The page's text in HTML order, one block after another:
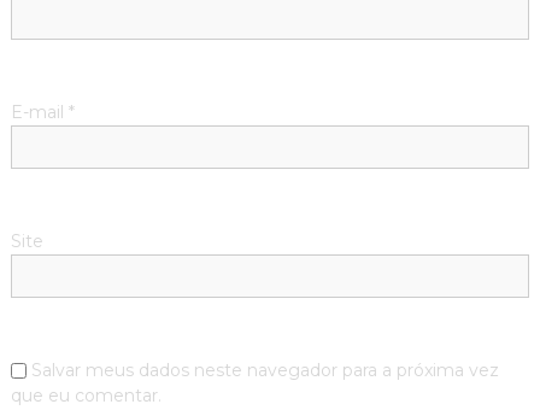
E-mail *
Site
Salvar meus dados neste navegador para a próxima vez
que eu comentar.